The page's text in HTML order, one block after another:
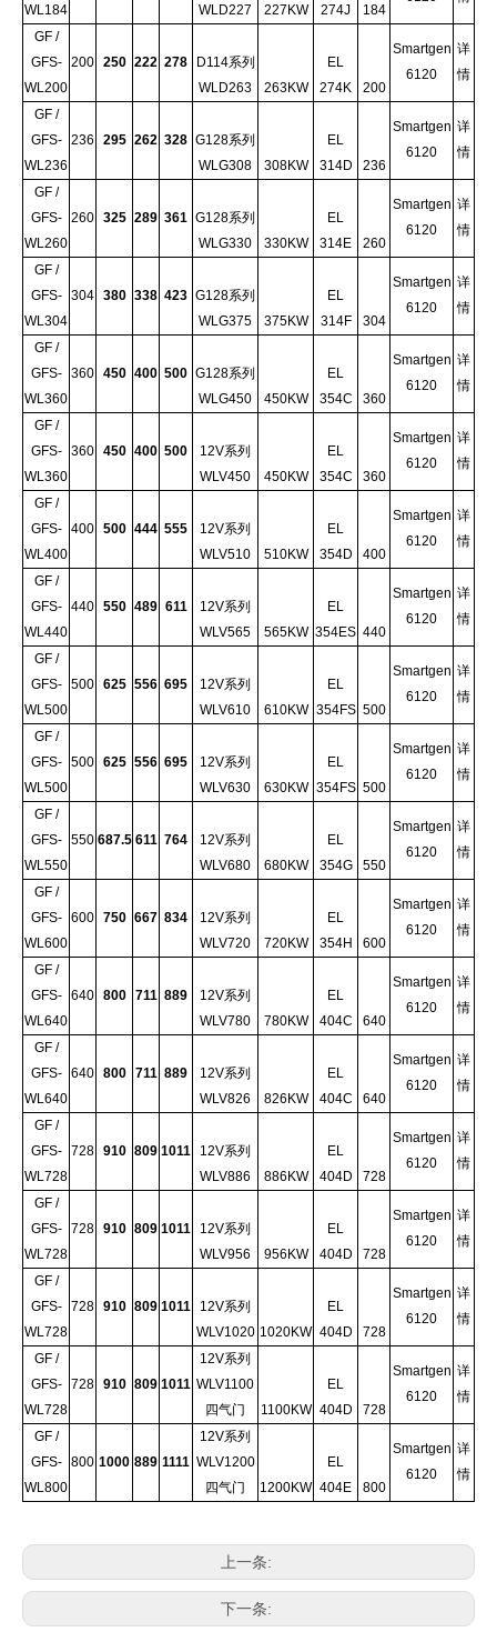
WL184 WLD227 227KW 274J 184
GF /
GFS-
WL200
200 250 222 278
D114系列
WLD263
263KW
EL
274K
200
Smartgen
6120
详
情
GF /
GFS-
WL236
236 295 262 328 G128系列
WLG308
308KW
EL
314D
236
Smartgen
6120
详
情
GF /
GFS-
WL260
260 325 289 361 G128系列
WLG330
330KW
EL
314E
260
Smartgen
6120
详
情
GF /
GFS-
WL304
304 380 338 423 G128系列
WLG375
375KW
EL
314F
304
Smartgen
6120
详
情
GF /
GFS-
WL360
360 450 400 500 G128系列
WLG450
450KW
EL
354C
360
Smartgen
6120
详
情
GF /
GFS-
WL360
360 450 400 500
12V系列
WLV450
450KW
EL
354C
360
Smartgen
6120
详
情
GF /
GFS-
WL400
400 500 444 555
12V系列
WLV510
510KW
EL
354D
400
Smartgen
6120
详
情
GF /
GFS-
WL440
440 550 489 611
12V系列
WLV565
565KW
EL
354ES 440
Smartgen
6120
详
情
GF /
GFS-
WL500
500 625 556 695
12V系列
WLV610
610KW
EL
354FS 500
Smartgen
6120
详
情
GF /
GFS-
WL500
500 625 556 695
12V系列
WLV630
630KW
EL
354FS 500
Smartgen
6120
详
情
GF /
GFS-
WL550
550 687.5 611 764
12V系列
WLV680
680KW
EL
354G
550
Smartgen
6120
详
情
GF /
GFS-
WL600
600 750 667 834
12V系列
WLV720
720KW
EL
354H
600
Smartgen
6120
详
情
GF /
GFS-
WL640
640 800 711 889
12V系列
WLV780
780KW
EL
404C
640
Smartgen
6120
详
情
GF /
GFS-
WL640
640 800 711 889
12V系列
WLV826
826KW
EL
404C
640
Smartgen
6120
详
情
GF /
GFS-
WL728
728 910 809 1011
12V系列
WLV886
886KW
EL
404D
728
Smartgen
6120
详
情
GF /
GFS-
WL728
728 910 809 1011
12V系列
WLV956
956KW
EL
404D
728
Smartgen
6120
详
情
GF /
GFS-
WL728
728 910 809 1011
12V系列
WLV1020 1020KW
EL
404D
728
Smartgen
6120
详
情
GF /
GFS-
WL728
728 910 809 1011
12V系列
WLV1100
四气门
1100KW
EL
404D
728
Smartgen
6120
详
情
GF /
GFS-
WL800
800 1000 889 1111
12V系列
WLV1200
四气门
1200KW
EL
404E
800
Smartgen
6120
详
情
上一条:
下一条: